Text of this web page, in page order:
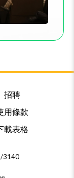
招聘
用條款
載表格
3140